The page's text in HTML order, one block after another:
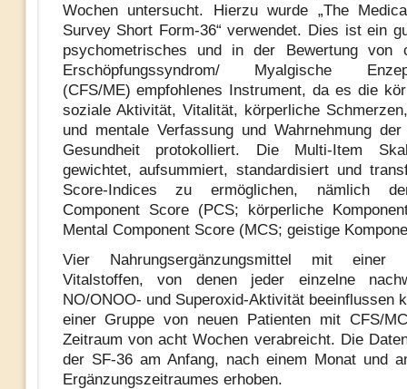
Wochen untersucht. Hierzu wurde „The
Survey Short Form-36“ verwendet. Dies ist ein
psychometrisches und in der Bewertung von
Erschöpfungssyndrom/ Myalgische
(CFS/ME) empfohlenes Instrument, da es die
soziale Aktivität, Vitalität, körperliche
und mentale Verfassung und Wahrnehmung der
Gesundheit protokolliert. Die Multi-Item
gewichtet, aufsummiert, standardisiert und
Score-Indices zu ermöglichen, nämlich
Component Score (PCS; körperliche
Mental Component Score (MCS; geistige
Vier Nahrungsergänzungsmittel mit einer
Vitalstoffen, von denen jeder einzelne
NO/ONOO- und Superoxid-Aktivität beeinflussen
einer Gruppe von neuen Patienten mit CFS/
Zeitraum von acht Wochen verabreicht. Die
der SF-36 am Anfang, nach einem Monat und
Ergänzungszeitraumes erhoben.